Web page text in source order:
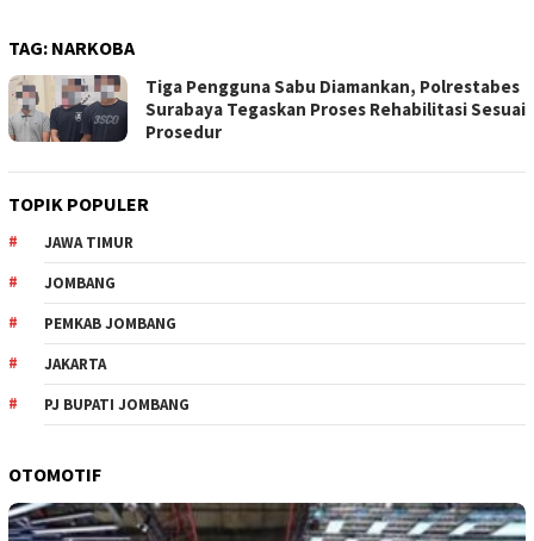
TAG: NARKOBA
Tiga Pengguna Sabu Diamankan, Polrestabes
Surabaya Tegaskan Proses Rehabilitasi Sesuai
Prosedur
TOPIK POPULER
JAWA TIMUR
JOMBANG
PEMKAB JOMBANG
JAKARTA
PJ BUPATI JOMBANG
OTOMOTIF